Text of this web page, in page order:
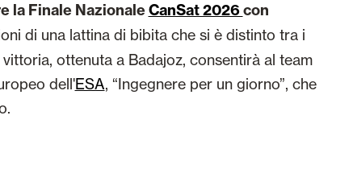
la Finale NazionaleCanSat 2026con
di una lattina di bibita che si è distinto tra i
ottenuta a Badajoz, consentirà al team
dell'ESA, “Ingegnere per un giorno”, che